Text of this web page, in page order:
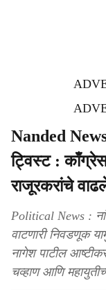
Nanded
ट्विस्ट :
राजूरकरांचे
Political News :
वाटणारी निवडणूक
नागेश पाटील
चव्हाण आणि